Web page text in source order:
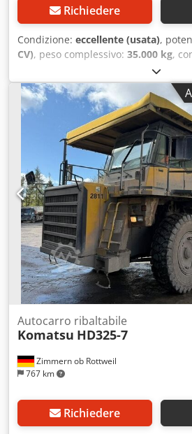
Richiedere
Condizione: eccellente (usata),
CV), peso complessivo: 35.000 kg,
, Anno
di funzionamento:27.056 h,
costruzione: 2006 Ore di lavoro:
Radio Climatizzatore Telecamera
cassone Stato cassone: 30-40%
lubrificazione centralizzata Misura
circa 30-40% rimasti Motore da 371
Hg Ie An Heck Peso operativo: 35 t.
Zimmern ob Rottweil
767 km
Autocarro ribaltabile
Komatsu HD325-7
Richiedere